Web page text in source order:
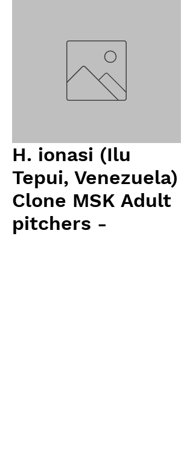
H. ionasi (Ilu
Tepui, Venezuela)
Clone MSK Adult
pitchers -